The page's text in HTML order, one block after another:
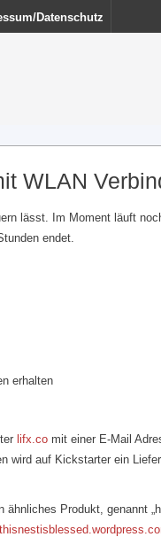
Datenschutz
WLAN
lässt. Im Moment läuft
endet.
erhalten
lifx.co mit einer E-Mail
wird auf Kickstarter ein
ähnliches Produkt, genannt